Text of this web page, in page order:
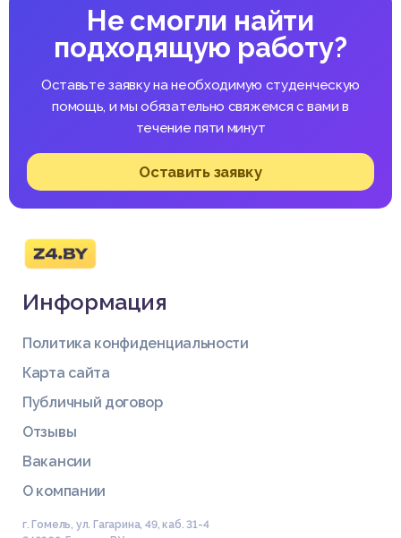
Не смогли найти
подходящую работу?
Оставьте заявку на необходимую студенческую
помощь, и мы обязательно свяжемся с вами в
течение пяти минут
Оставить заявку
Информация
Политика конфиденциальности
Карта сайта
Публичный договор
Отзывы
Вакансии
О компании
г. Гомель, ул. Гагарина, 49, каб. 31-4